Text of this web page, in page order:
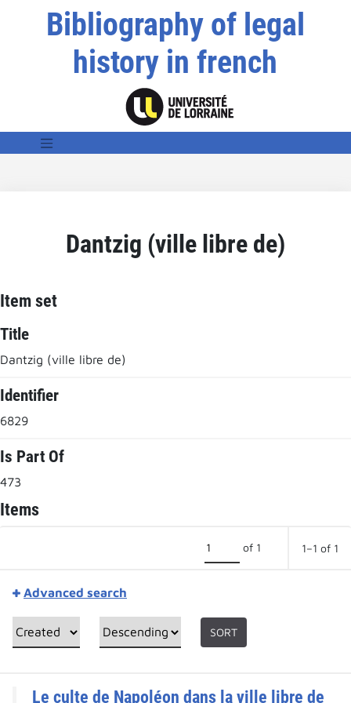
Bibliography of legal
history in french
Dantzig (ville libre de)
Item set
Title
Dantzig (ville libre de)
Identifier
6829
Is Part Of
473
Items
of 1 1–1 of 1
Advanced search
SORT
Le culte de Napoléon dans la ville libre de